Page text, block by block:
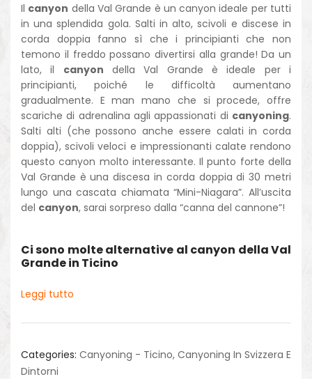
Il canyon della Val Grande è un canyon ideale per tutti
in una splendida gola. Salti in alto, scivoli e discese in
corda doppia fanno sì che i principianti che non
temono il freddo possano divertirsi alla grande! Da un
lato, il canyon della Val Grande è ideale per i
principianti, poiché le difficoltà aumentano
gradualmente. E man mano che si procede, offre
scariche di adrenalina agli appassionati di canyoning.
Salti alti (che possono anche essere calati in corda
doppia), scivoli veloci e impressionanti calate rendono
questo canyon molto interessante. Il punto forte della
Val Grande è una discesa in corda doppia di 30 metri
lungo una cascata chiamata “Mini-Niagara”. All’uscita
del canyon, sarai sorpreso dalla “canna del cannone”!
Ci sono molte alternative al canyon della Val
Grande in Ticino
Leggi tutto
Categories: Canyoning - Ticino, Canyoning In Svizzera E
Dintorni